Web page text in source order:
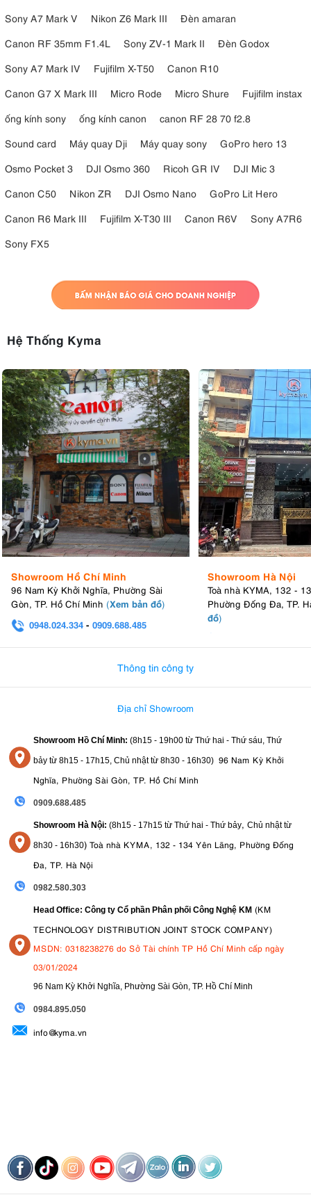
Sony A7 Mark V
Nikon Z6 Mark III
Đèn amaran
Canon RF 35mm F1.4L
Sony ZV-1 Mark II
Đèn Godox
Sony A7 Mark IV
Fujifilm X-T50
Canon R10
Canon G7 X Mark III
Micro Rode Micro Shure
Fujifilm instax
ống kính sony
ống kính canon
canon RF 28 70 f2.8
Sound card
Máy quay Dji Máy quay sony
GoPro hero 13
Osmo Pocket 3
DJI Osmo 360 Ricoh GR IV
DJI Mic 3
Canon C50
Nikon ZR DJI Osmo Nano
GoPro Lit Hero
Canon R6 Mark III
Fujifilm X-T30 III Canon R6V
Sony A7R6
Sony FX5
Hệ Thống Kyma
Showroom Hồ Chí Minh
96 Nam Kỳ Khởi Nghĩa, Phường Sài
Gòn, TP. Hồ Chí Minh (Xem bản đồ)
0948.024.334 - 0909.688.485
Showroom Hà Nội
Toà nhà KYMA, 132 -
Phường Đống Đa, TP.
đồ)
Thông tin công ty
Địa chỉ Showroom
Showroom Hồ Chí Minh: (8h15 - 19h00 từ Thứ hai - Thứ sáu, Thứ
bảy từ 8h15 - 17h15, Chủ nhật từ 8h30 - 16h30) 96 Nam Kỳ Khởi
Nghĩa, Phường Sài Gòn, TP. Hồ Chí Minh
0909.688.485
Showroom Hà Nội: (8h15 - 17h15 từ Thứ hai - Thứ bảy, Chủ nhật từ
8h30 - 16h30) Toà nhà KYMA, 132 - 134 Yên Lãng, Phường Đống
Đa, TP. Hà Nội
0982.580.303
Head Office: Công ty Cổ phần Phân phối Công Nghệ KM (KM
TECHNOLOGY DISTRIBUTION JOINT STOCK COMPANY)
MSDN: 0318238276 do Sở Tài chính TP Hồ Chí Minh cấp ngày
03/01/2024
96 Nam Kỳ Khởi Nghĩa, Phường Sài Gòn, TP. Hồ Chí Minh
0984.895.050
info@kyma.vn